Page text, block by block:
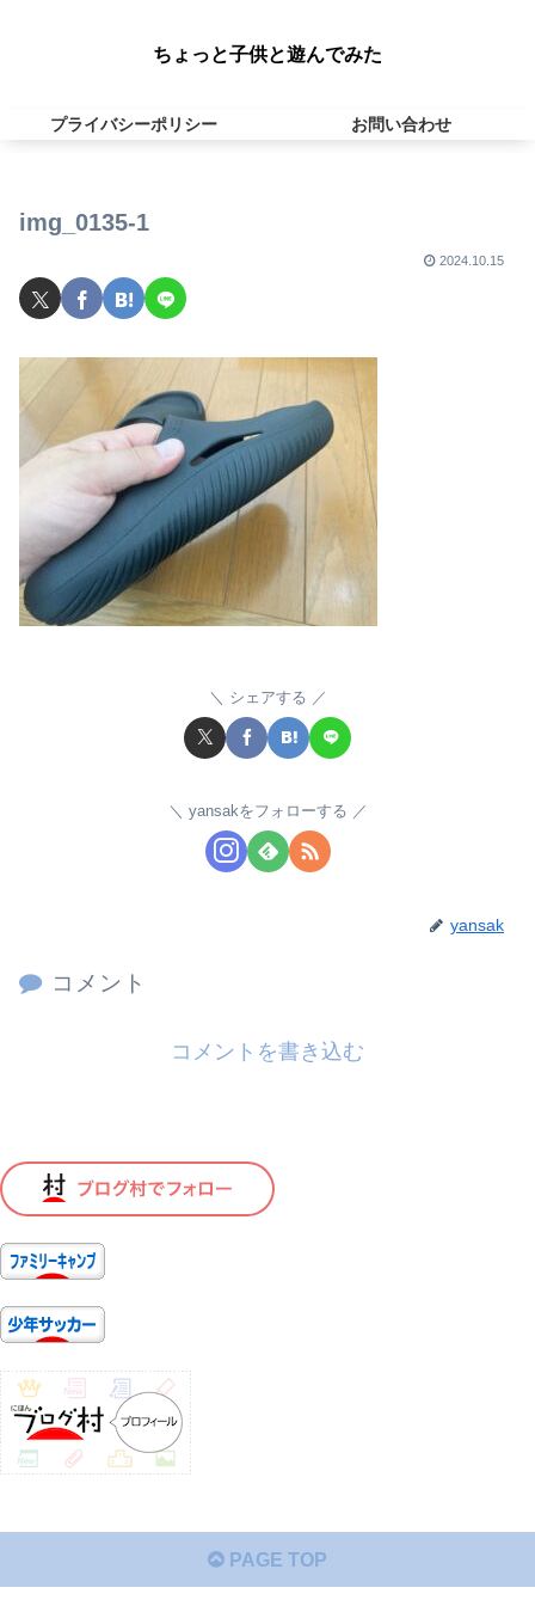
ちょっと子供と遊んでみた
プライバシーポリシー お問い合わせ
img_0135-1
2024.10.15
シェアする
yansakをフォローする
yansak
コメント
コメントを書き込む
PAGE TOP